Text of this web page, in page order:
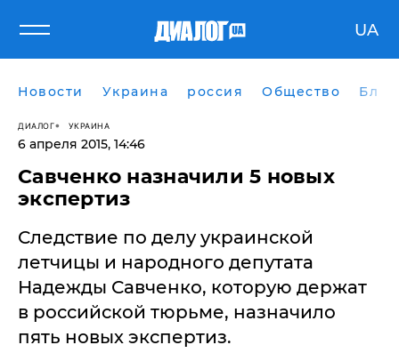
UA
Новости Украина россия Общество
ДИАЛОГ УКРАИНА
6 апреля 2015, 14:46
Савченко назначили 5 новых
экспертиз
Следствие по делу украинской
летчицы и народного депутата
Надежды Савченко, которую держат
в российской тюрьме, назначило
пять новых экспертиз.